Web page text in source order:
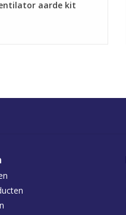
aarde kit